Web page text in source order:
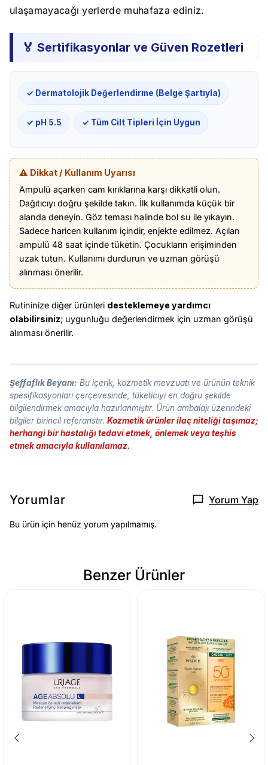
ulaşamayacağı yerlerde muhafaza ediniz.
🏅 Sertifikasyonlar ve Güven Rozetleri
✓ Dermatolojik Değerlendirme (Belge Şartıyla)
✓ pH 5.5 ✓ Tüm Cilt Tipleri İçin Uygun
⚠️ Dikkat / Kullanım Uyarısı
Ampulü açarken cam kırıklarına karşı dikkatli olun.
Dağıtıcıyı doğru şekilde takın. İlk kullanımda küçük bir
alanda deneyin. Göz teması halinde bol su ile yıkayın.
Sadece haricen kullanım içindir, enjekte edilmez. Açılan
ampulü 48 saat içinde tüketin. Çocukların erişiminden
uzak tutun. Kullanımı durdurun ve uzman görüşü
alınması önerilir.
Rutininize diğer ürünleri desteklemeye yardımcı
olabilirsiniz; uygunluğu değerlendirmek için uzman görüşü
alınması önerilir.
Şeffaflık Beyanı: Bu içerik, kozmetik mevzuatı ve ürünün teknik
spesifikasyonları çerçevesinde, tüketiciyi en doğru şekilde
bilgilendirmek amacıyla hazırlanmıştır. Ürün ambalajı üzerindeki
bilgiler birincil referanstır. Kozmetik ürünler ilaç niteliği taşımaz;
herhangi bir hastalığı tedavi etmek, önlemek veya teşhis
etmek amacıyla kullanılamaz.
Yorumlar Yorum Yap
Bu ürün için henüz yorum yapılmamış.
Benzer Ürünler